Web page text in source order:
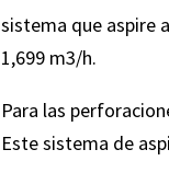
sistema que aspire
1,699 m3/h.
Para las
Este sistema de